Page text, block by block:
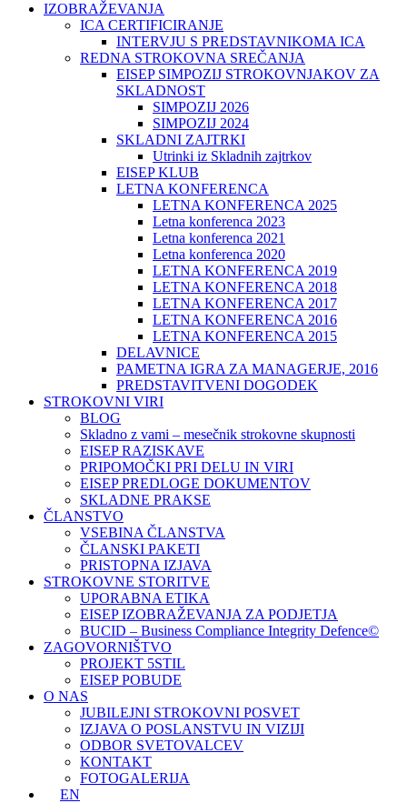
IZOBRAŽEVANJA
ICA CERTIFICIRANJE
INTERVJU S PREDSTAVNIKOMA ICA
REDNA STROKOVNA SREČANJA
EISEP SIMPOZIJ STROKOVNJAKOV ZA
SKLADNOST
SIMPOZIJ 2026
SIMPOZIJ 2024
SKLADNI ZAJTRKI
Utrinki iz Skladnih zajtrkov
EISEP KLUB
LETNA KONFERENCA
LETNA KONFERENCA 2025
Letna konferenca 2023
Letna konferenca 2021
Letna konferenca 2020
LETNA KONFERENCA 2019
LETNA KONFERENCA 2018
LETNA KONFERENCA 2017
LETNA KONFERENCA 2016
LETNA KONFERENCA 2015
DELAVNICE
PAMETNA IGRA ZA MANAGERJE, 2016
PREDSTAVITVENI DOGODEK
STROKOVNI VIRI
BLOG
Skladno z vami – mesečnik strokovne skupnosti
EISEP RAZISKAVE
PRIPOMOČKI PRI DELU IN VIRI
EISEP PREDLOGE DOKUMENTOV
SKLADNE PRAKSE
ČLANSTVO
VSEBINA ČLANSTVA
ČLANSKI PAKETI
PRISTOPNA IZJAVA
STROKOVNE STORITVE
UPORABNA ETIKA
EISEP IZOBRAŽEVANJA ZA PODJETJA
BUCID – Business Compliance Integrity Defence©
ZAGOVORNIŠTVO
PROJEKT 5STIL
EISEP POBUDE
O NAS
JUBILEJNI STROKOVNI POSVET
IZJAVA O POSLANSTVU IN VIZIJI
ODBOR SVETOVALCEV
KONTAKT
FOTOGALERIJA
EN